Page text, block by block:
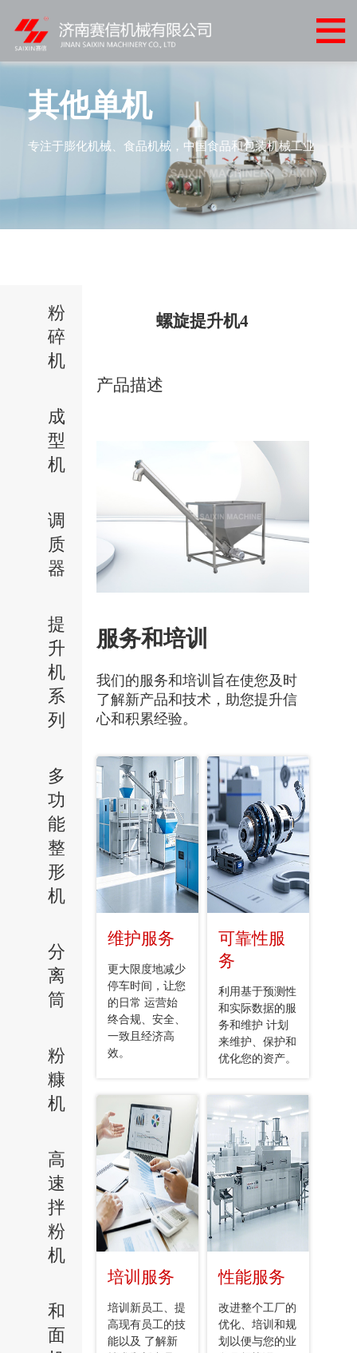
心
案
户
新
其他单机
专注于膨化机械、食品机械，中国食品和包装机械工业
粉
碎
机
成
型
机
调
质
器
提
升
机
系
列
多
功
能
整
形
机
分
离
筒
粉
糠
机
高
速
拌
粉
机
和
面
螺旋提升机4
产品描述
服务和培训
我们的服务和培训旨在使您及时
了解新产品和技术，助您提升信
心和积累经验。
维护服务
更大限度地减少
停车时间，让您
的日常 运营始
终合规、安全、
一致且经济高
效。
可靠性服
务
利用基于预测性
和实际数据的服
务和维护 计划
来维护、保护和
优化您的资产。
培训服务
培训新员工、提
高现有员工的技
能以及 了解新
性能服务
改进整个工厂的
优化、培训和规
划以便与您的业